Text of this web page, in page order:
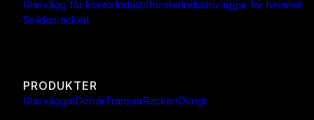
Glasvägg för kontorIndustrifönsterIndustriväggar för hemmet
Smidesräcken
PRODUKTER
GlasväggarDörrarTrapporRäckenÖvrigt